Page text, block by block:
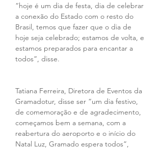
“hoje é um dia de festa, dia de celebrar
a conexão do Estado com o resto do
Brasil, temos que fazer que o dia de
hoje seja celebrado; estamos de volta, e
estamos preparados para encantar a
todos”, disse.
Tatiana Ferreira, Diretora de Eventos da
Gramadotur, disse ser “um dia festivo,
de comemoração e de agradecimento,
começamos bem a semana, com a
reabertura do aeroporto e o início do
Natal Luz, Gramado espera todos”,